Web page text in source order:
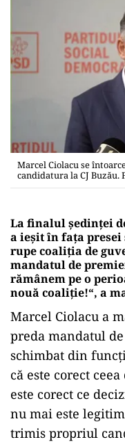
Marcel Ciolacu se
candidatura la CJ Buzău.
La finalul ședinței
a ieșit în fața
rupe coaliția de
mandatul de
rămânem pe o
nouă coaliție!“, a
Marcel Ciolacu a
preda mandatul
schimbat din
că este corect
este corect ce
nu mai este
trimis propriul